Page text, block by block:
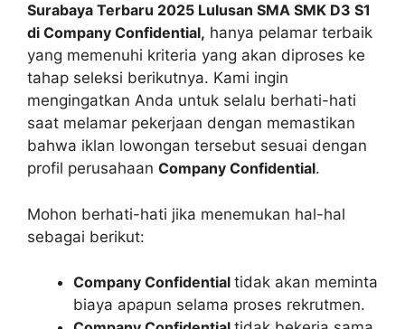
Surabaya Terbaru 2025 Lulusan SMA SMK D3 S1
di Company Confidential, hanya pelamar terbaik
yang memenuhi kriteria yang akan diproses ke
tahap seleksi berikutnya. Kami ingin
mengingatkan Anda untuk selalu berhati-hati
saat melamar pekerjaan dengan memastikan
bahwa iklan lowongan tersebut sesuai dengan
profil perusahaan Company Confidential.
Mohon berhati-hati jika menemukan hal-hal
sebagai berikut:
Company Confidential tidak akan meminta
biaya apapun selama proses rekrutmen.